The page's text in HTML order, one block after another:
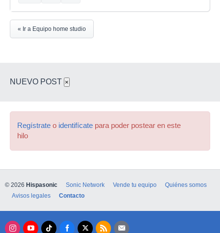
« Ir a Equipo home studio
NUEVO POST ×
Regístrate o identifícate para poder postear en este
hilo
© 2026 Hispasonic Sonic Network Vende tu equipo
Quiénes somos
Avisos legales
Contacto